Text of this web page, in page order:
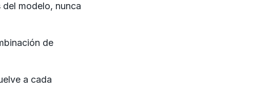
modelo, nunca
de
a cada